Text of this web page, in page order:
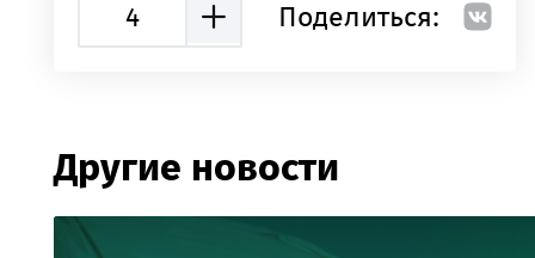
4 Поделиться:
Другие новости